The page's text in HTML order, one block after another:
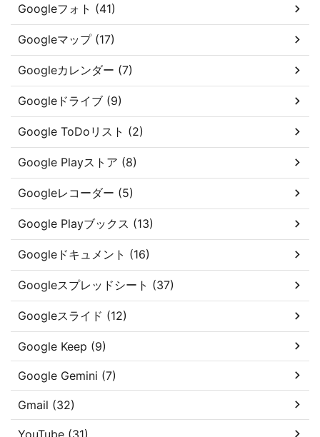
Googleフォト (41)
Googleマップ (17)
Googleカレンダー (7)
Googleドライブ (9)
Google ToDoリスト (2)
Google Playストア (8)
Googleレコーダー (5)
Google Playブックス (13)
Googleドキュメント (16)
Googleスプレッドシート (37)
Googleスライド (12)
Google Keep (9)
Google Gemini (7)
Gmail (32)
YouTube (31)